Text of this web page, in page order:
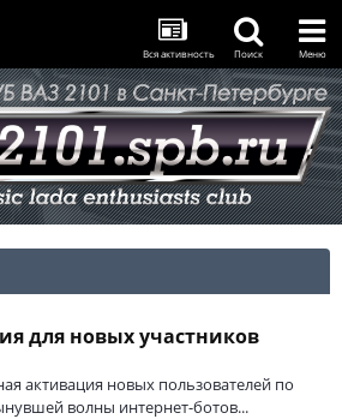
Вся активность Поиск Меню
для новых участников
активация новых пользователей по
волны интернет-ботов...